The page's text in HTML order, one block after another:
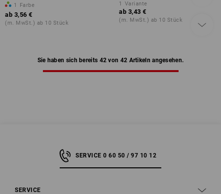
1 Farbe
ab 3,56 €
(m. MwSt.) ab 10 Stück
1 Variante
ab 3,43 €
(m. MwSt.) ab 10 Stück
Sie haben sich bereits 42 von 42 Artikeln angesehen.
SERVICE 0 60 50 / 97 10 12
SERVICE